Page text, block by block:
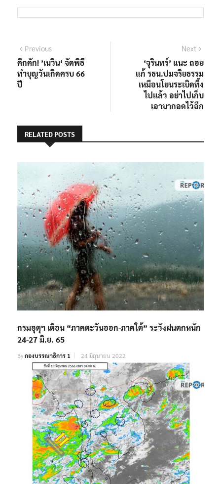
แนะแนว
เรื่อง
PreviousPrevious
post:
คึกคัก! ’เนวิน‘ จัดพิธี
ทำบุญวันเกิดครบ 66
ปี
Next
post:
‘จุรินทร์’ แนะ ถอย
แก้ รธน.ปมจริยธรรม
เหมือนโยนระเบิดทิ้ง
ไปแล้ว อย่าไปเก็บ
เอามากอดไว้อีก
RELATED POSTS
กรมอุตุฯ เตือน “ภาคตะวันออก-ภาคใต้” ระวังฝนตกหนัก
24-27 มิ.ย. 65
Byกองบรรณาธิการ 1 24 มิถุนายน 2022